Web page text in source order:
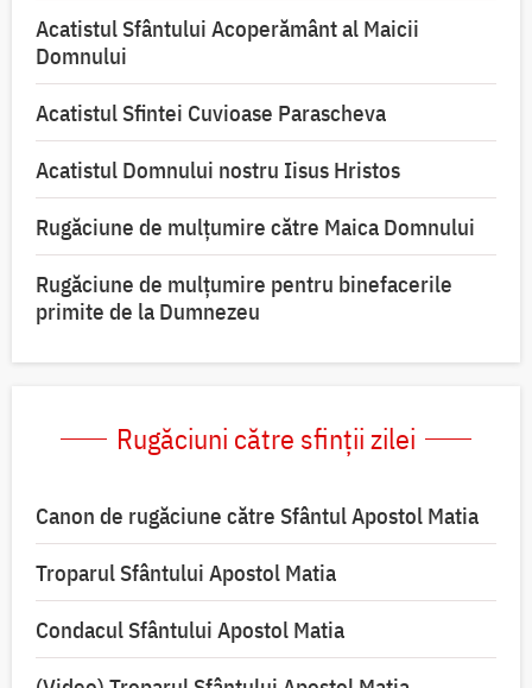
Acatistul Sfântului Acoperământ al Maicii
Domnului
Acatistul Sfintei Cuvioase Parascheva
Acatistul Domnului nostru Iisus Hristos
Rugăciune de mulţumire către Maica Domnului
Rugăciune de mulțumire pentru binefacerile
primite de la Dumnezeu
Rugăciuni către sfinții zilei
Canon de rugăciune către Sfântul Apostol Matia
Troparul Sfântului Apostol Matia
Condacul Sfântului Apostol Matia